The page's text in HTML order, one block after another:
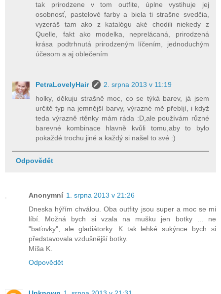
tak prirodzene v tom outfite, úplne vystihuje jej
osobnosť, pastelové farby a biela ti strašne svedčia,
vyzeráš tam ako z katalógu aké chodili niekedy z
Quelle, fakt ako modelka, neprelácaná, prirodzená
krása podtrhnutá prirodzeným líčením, jednoduchým
účesom a aj oblečením
PetraLovelyHair
2. srpna 2013 v 11:19
holky, děkuju strašně moc, co se týká barev, já jsem
určitě typ na jemnější barvy, výrazné mě přebíjí, i když
teda výrazně rtěnky mám ráda :D,ale používám různé
barevné kombinace hlavně kvůli tomu,aby to bylo
pokaždé trochu jiné a každý si našel to své :)
Odpovědět
Anonymní 1. srpna 2013 v 21:26
Dneska hýřím chválou. Oba outfity jsou super a moc se mi
líbí. Možná bych si vzala na mušku jen botky ... ne
"baťovky", ale gladiátorky. K tak lehké sukýnce bych si
představovala vzdušnější botky.
Míša K.
Odpovědět